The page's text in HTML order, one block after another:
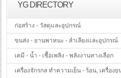
YG DIRECTORY
ก่อสร้าง - วัสดุและอุปกรณ์
ขนส่ง - ยานพาหนะ - ลำเลียงและอุปกรณ์
เคมี - น้ำ - เชื้อเพลิง - พลังงานทางเลือก
เครื่องจักรกล ทำความเย็น - ร้อน, เครื่องย